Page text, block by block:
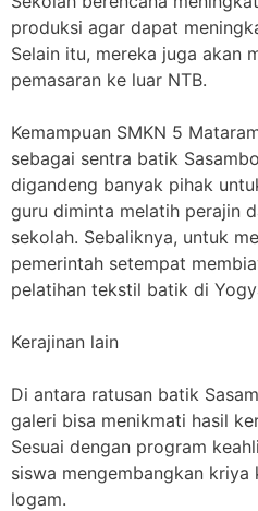
produksi agar dapat
Selain itu, mereka juga akan
pemasaran ke luar NTB.
Kemampuan SMKN 5
sebagai sentra batik
digandeng banyak pihak
guru diminta melatih perajin
sekolah. Sebaliknya, untuk
pemerintah setempat
pelatihan tekstil batik di
Kerajinan lain
Di antara ratusan batik
galeri bisa menikmati hasil
Sesuai dengan program
siswa mengembangkan
logam.